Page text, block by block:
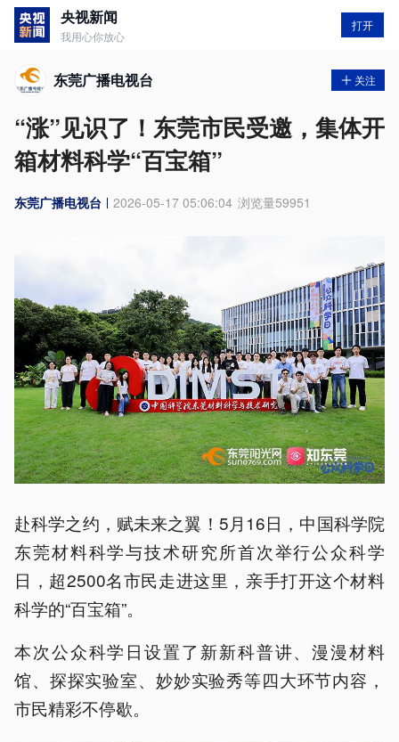
央视新闻
我用心你放心
打开
东莞广播电视台 关注
“涨”见识了！东莞市民受邀，集体开
箱材料科学“百宝箱”
东莞广播电视台 2026-05-17 05:06:04 浏览量59951
赴科学之约，赋未来之翼！5月16日，中国科学院
东莞材料科学与技术研究所首次举行公众科学
日，超2500名市民走进这里，亲手打开这个材料
科学的“百宝箱”。
本次公众科学日设置了新新科普讲、漫漫材料
馆、探探实验室、妙妙实验秀等四大环节内容，
市民精彩不停歇。